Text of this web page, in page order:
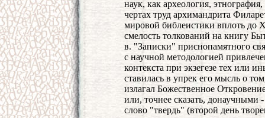
наук, как археология,
чертах труд архимандрита
мировой библеистики вплоть до
смелость толкований на книгу
в. "Записки" приснопамятного
с научной методологией
контекста при экзегезе тех или
ставилась в упрек его мысль о
излагал Божественное
или, точнее сказать, донаучными
слово "твердь" (второй день